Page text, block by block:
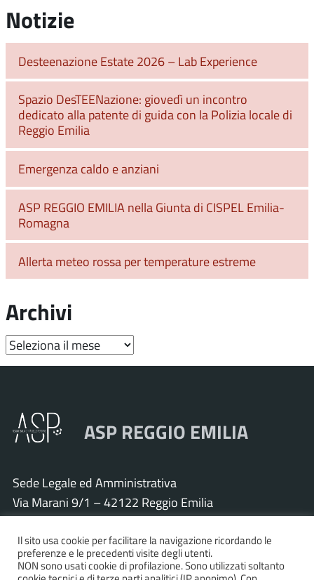
Notizie
Desteenazione Estate 2026 – Lab Experience
Spazio DesTEENazione: giovedì un incontro
dedicato alla patente di guida con la Polizia locale di
Reggio Emilia
Emergenza caldo e anziani
ASP REGGIO EMILIA nella Giunta di CISPEL Emilia-
Romagna
Allerta meteo rossa per temperature estreme
Archivi
Archivi
ASP REGGIO EMILIA
Sede Legale ed Amministrativa
Via Marani 9/1 – 42122 Reggio Emilia
Tel. 0522 571011 – Fax 0522 571030
Cod. Fisc. e P.IVA 01925120352
PEC:asp.re@pcert.postecert.it
Il sito usa cookie per facilitare la navigazione ricordando le
preferenze e le precedenti visite degli utenti.
NON sono usati cookie di profilazione. Sono utilizzati soltanto